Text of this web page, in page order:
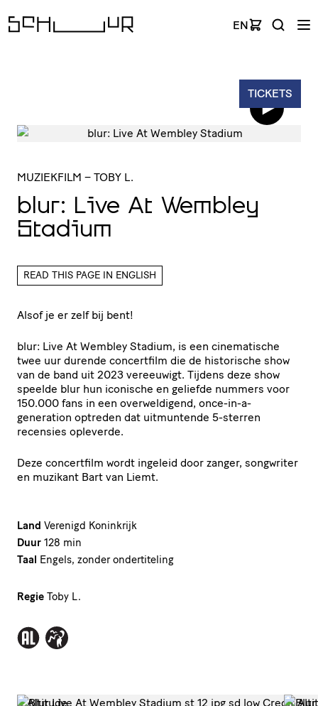
EN
TICKETS
MUZIEKFILM – TOBY L.
blur: Live At Wembley
Stadium
READ THIS PAGE IN ENGLISH
Alsof je er zelf bij bent!
blur: Live At Wembley Stadium, is een cinematische
twee uur durende concertfilm die de historische show
van de band uit 2023 vereeuwigt. Tijdens deze show
speelde blur hun iconische en geliefde nummers voor
150.000 fans in een overweldigend, once-in-a-
generation optreden dat uitmuntende 5-sterren
recensies opleverde.
Deze concertfilm wordt ingeleid door zanger, songwriter
en muzikant Bart van Liemt.
Land Verenigd Koninkrijk
Duur 128 min
Taal Engels, zonder ondertiteling
Regie Toby L.